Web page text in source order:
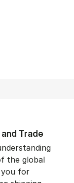
and
Trade
the global
you for